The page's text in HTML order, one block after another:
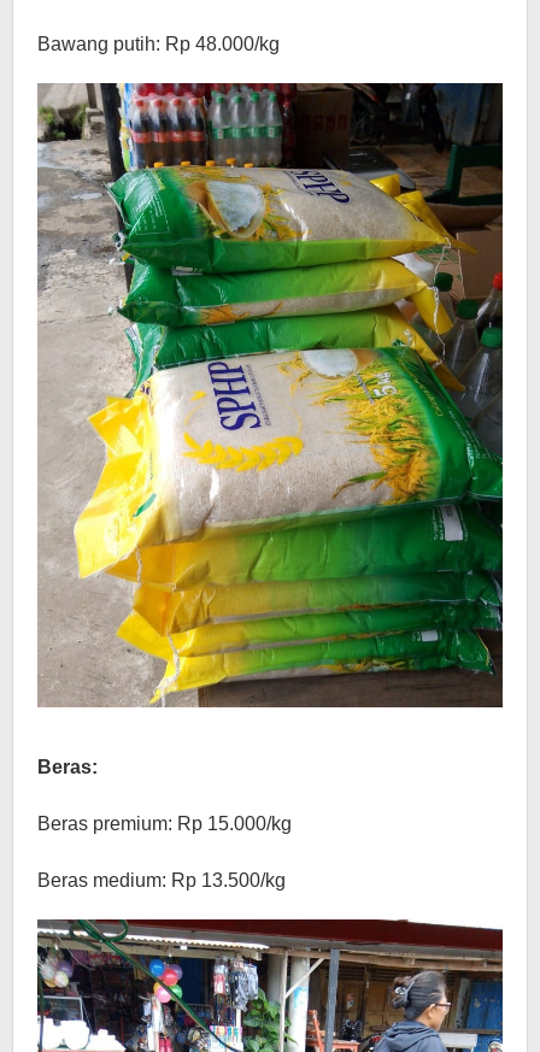
Bawang putih: Rp 48.000/kg
Beras:
Beras premium: Rp 15.000/kg
Beras medium: Rp 13.500/kg